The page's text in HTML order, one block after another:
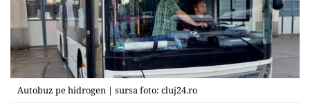
Autobuz pe hidrogen | sursa foto: cluj24.ro